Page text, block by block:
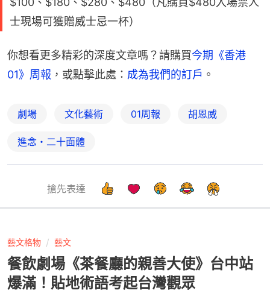
士現場可獲贈威士忌一杯）
你想看更多精彩的深度文章嗎？請購買今期《香港
01》周報 ，或點擊此處： 成為我們的訂戶 。
劇場 文化藝術 01周報 胡恩威
進念・二十面體
搶先表達
藝文格物 藝文
餐飲劇場《茶餐廳的親善大使》台中站
爆滿！貼地術語考起台灣觀眾